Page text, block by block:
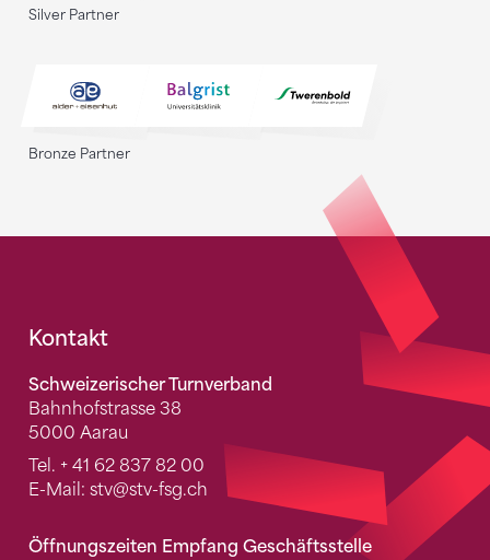
Silver Partner
Bronze Partner
Fusszeile
Kontakt
Schweizerischer Turnverband
Bahnhofstrasse 38
5000 Aarau
Tel. + 41 62 837 82 00
E-Mail: stv@stv-fsg.ch
Öffnungszeiten Empfang Geschäftsstelle